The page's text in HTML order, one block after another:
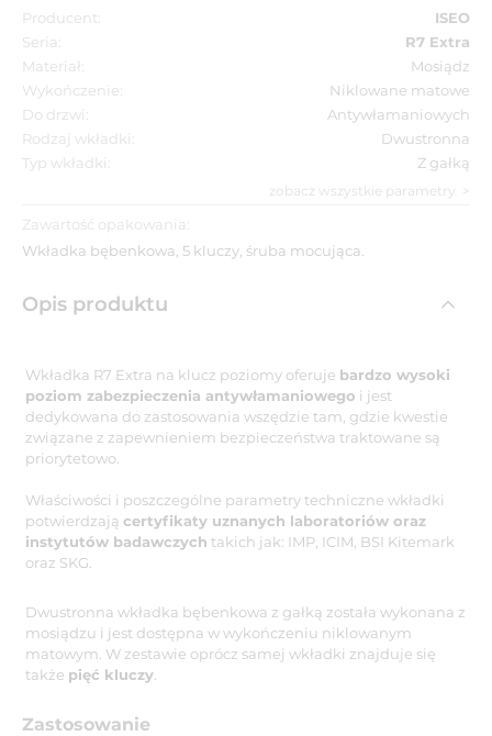
Producent:
ISEO
Seria:
R7 Extra
Materiał:
Mosiądz
Wykończenie:
Niklowane matowe
Do drzwi:
Antywłamaniowych
Rodzaj wkładki:
Dwustronna
Typ wkładki:
Z gałką
zobacz wszystkie parametry
Zawartość opakowania:
Wkładka bębenkowa, 5 kluczy, śruba mocująca.
Opis produktu
Wkładka R7 Extra na klucz poziomy oferuje bardzo wysoki
poziom zabezpieczenia antywłamaniowego i jest
dedykowana do zastosowania wszędzie tam, gdzie kwestie
związane z zapewnieniem bezpieczeństwa traktowane są
priorytetowo.
Właściwości i poszczególne parametry techniczne wkładki
potwierdzają certyfikaty uznanych laboratoriów oraz
instytutów badawczych takich jak: IMP, ICIM, BSI Kitemark
oraz SKG.
Dwustronna wkładka bębenkowa z gałką została wykonana z
mosiądzu i jest dostępna w wykończeniu niklowanym
matowym. W zestawie oprócz samej wkładki znajduje się
także pięć kluczy
Zastosowanie